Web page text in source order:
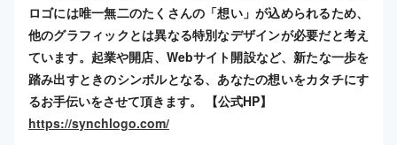
ロゴには唯一無二のたくさんの「想い」が込められるため、
他のグラフィックとは異なる特別なデザインが必要だと考え
ています。起業や開店、Webサイト開設など、新たな一歩を
踏み出すときのシンボルとなる、あなたの想いをカタチにす
るお手伝いをさせて頂きます。 【公式HP】
https://synchlogo.com/